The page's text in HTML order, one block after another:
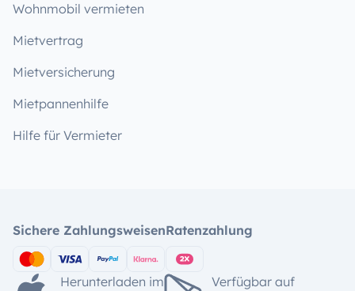
Wohnmobil vermieten
Mietvertrag
Mietversicherung
Mietpannenhilfe
Hilfe für Vermieter
Sichere ZahlungsweisenRatenzahlung
Herunterladen im
Verfügbar auf